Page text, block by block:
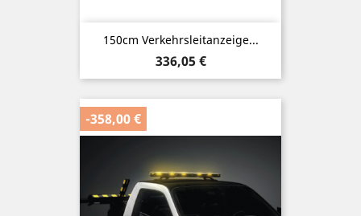
150cm Verkehrsleitanzeige...
Preis
336,05 €
-358,00 €